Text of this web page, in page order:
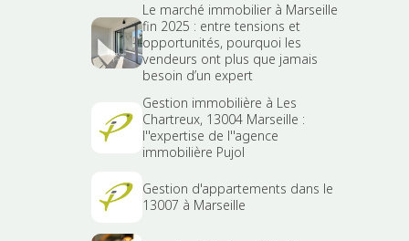
Le marché immobilier à Marseille
fin 2025 : entre tensions et
opportunités, pourquoi les
vendeurs ont plus que jamais
besoin d’un expert
Gestion immobilière à Les
Chartreux, 13004 Marseille :
l''expertise de l''agence
immobilière Pujol
Gestion d'appartements dans le
13007 à Marseille